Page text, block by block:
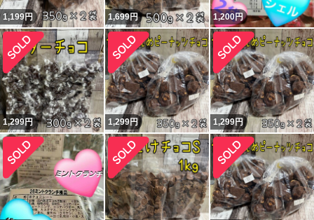
1,199円 1,699円 1,200円
1,299円 1,299円 1,299円